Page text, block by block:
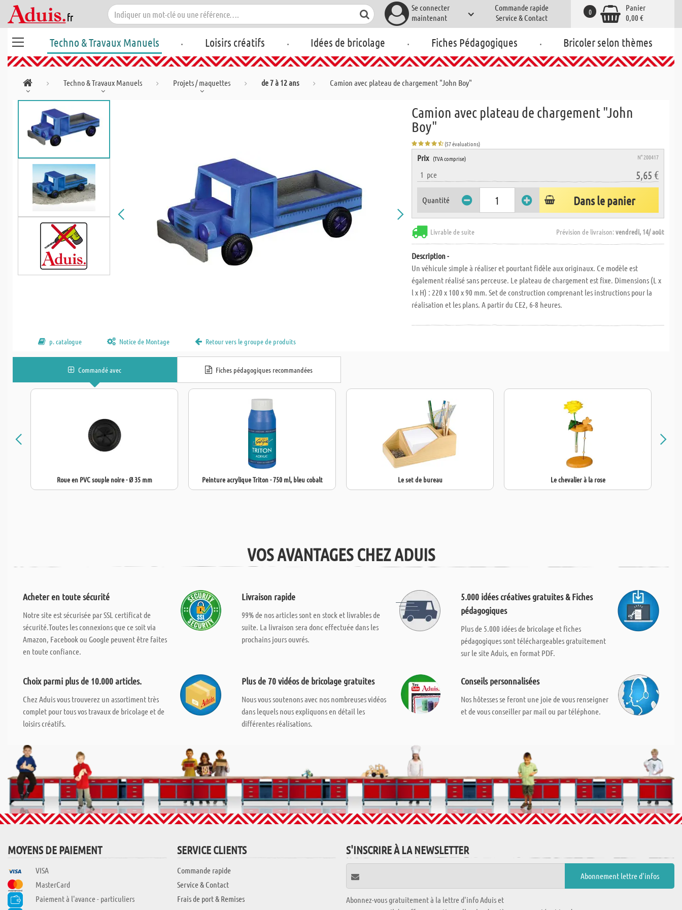
Se connecter
maintenant
Commande rapide
Service & Contact
Panier
0,00 €
0
Techno & Travaux Manuels . Loisirs créatifs . Idées de bricolage . Fiches Pédagogiques . Bricoler selon thèmes
Techno & Travaux Manuels Projets / maquettes de 7 à 12 ans Camion avec plateau de chargement "John Boy"
Camion avec plateau de chargement "John
Boy"
(57 évaluations)
Prix (TVA comprise) N° 200417
1 pce 5,65 €
Quantité Dans le panier
Livrable de suite Prévision de livraison:vendredi, 14/ août
Description -
Un véhicule simple à réaliser et pourtant fidèle aux originaux. Ce modèle est
également réalisé sans perceuse. Le plateau de chargement est fixe. Dimensions (L x
l x H) : 220 x 100 x 90 mm. Set de construction comprenant les instructions pour la
réalisation et les plans. A partir du CE2, 6-8 heures.
p. catalogue Notice de Montage Retour vers le groupe de produits
Commandé avec Fiches pédagogiques recommandées
Roue en PVC souple noire - Ø 35 mm Peinture acrylique Triton - 750 ml, bleu cobalt Le set de bureau Le chevalier à la rose
VOS AVANTAGES CHEZ ADUIS
Acheter en toute sécurité
Notre site est sécurisée par SSL certificat de
sécurité.Toutes les connexions que ce soit via
Amazon, Facebook ou Google peuvent être faites
en toute confiance.
Livraison rapide
99% de nos articles sont en stock et livrables de
suite. La livraison sera donc effectuée dans les
prochains jours ouvrés.
5.000 idées créatives gratuites & Fiches
pédagogiques
Plus de 5.000 idées de bricolage et fiches
pédagogiques sont téléchargeables gratuitement
sur le site Aduis, en format PDF.
Choix parmi plus de 10.000 articles.
Chez Aduis vous trouverez un assortiment très
complet pour tous vos travaux de bricolage et de
loisirs créatifs.
Plus de 70 vidéos de bricolage gratuites
Nous vous soutenons avec nos nombreuses vidéos
dans lequels nous expliquons en détail les
différentes réalisations.
Conseils personnalisées
Nos hôtesses se feront une joie de vous renseigner
et de vous conseiller par mail ou par téléphone.
MOYENS DE PAIEMENT
VISA
MasterCard
Paiement à l'avance - particuliers
SERVICE CLIENTS
Commande rapide
Service & Contact
Frais de port & Remises
S'INSCRIRE À LA NEWSLETTER
Abonnez-vous gratuitement à la lettre d'info Aduis et